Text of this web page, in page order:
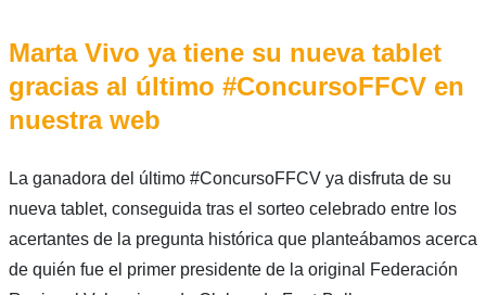
Marta Vivo ya tiene su nueva tablet
gracias al último #ConcursoFFCV en
nuestra web
La ganadora del último #ConcursoFFCV ya disfruta de su
nueva tablet, conseguida tras el sorteo celebrado entre los
acertantes de la pregunta histórica que planteábamos acerca
de quién fue el primer presidente de la original Federación